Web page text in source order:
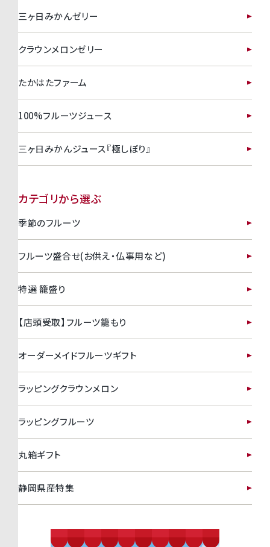
三ヶ日みかんゼリー
クラウンメロンゼリー
たかはたファーム
100%フルーツジュース
三ヶ日みかんジュース『極しぼり』
カテゴリから選ぶ
季節のフルーツ
フルーツ盛合せ(お供え・仏事用など)
特選 籠盛り
【店頭受取】フルーツ籠もり
オーダーメイドフルーツギフト
ラッピングクラウンメロン
ラッピングフルーツ
丸箱ギフト
静岡県産特集